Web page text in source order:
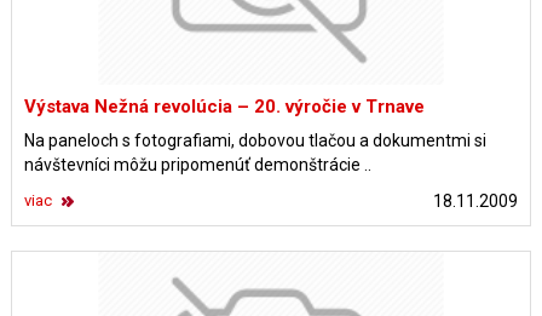
Výstava Nežná revolúcia – 20. výročie v Trnave
Na paneloch s fotografiami, dobovou tlačou a dokumentmi si
návštevníci môžu pripomenúť demonštrácie ..
18.11.2009
viac